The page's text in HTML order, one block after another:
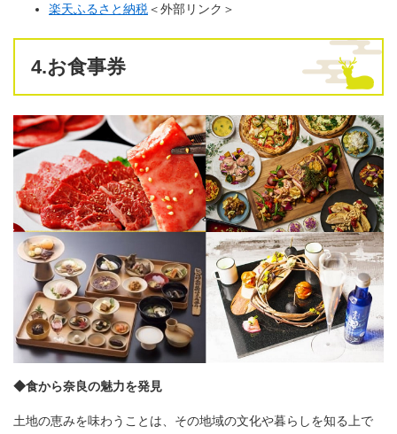
楽天ふるさと納税＜外部リンク＞
4.お食事券
◆食から奈良の魅力を発見
土地の恵みを味わうことは、その地域の文化や暮らしを知る上で